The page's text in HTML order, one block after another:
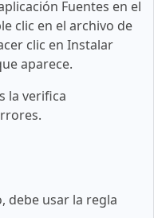
Fuentes en el
clic en el archivo de
clic en Instalar
aparece.
la verifica
debe usar la regla